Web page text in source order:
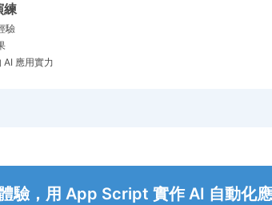
練
驗
AI 應用實力
驗，用 App Script 實作 AI 自動化